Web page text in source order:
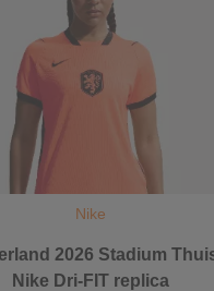
Nike
2026 Stadium
Nike Dri-FIT replica